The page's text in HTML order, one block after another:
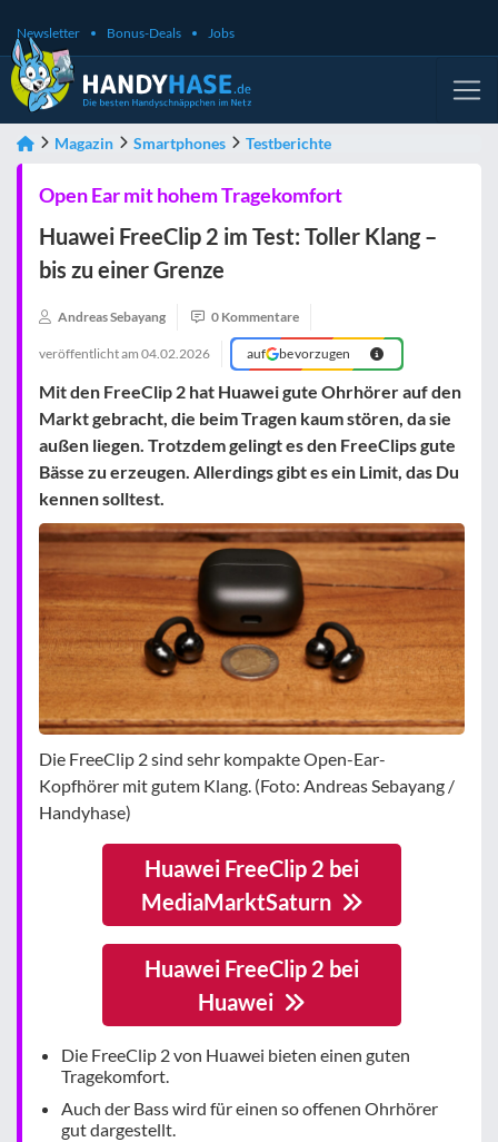
Newsletter Bonus-Deals Jobs
Magazin Smartphones Testberichte
Open Ear mit hohem Tragekomfort
Huawei FreeClip 2 im Test: Toller Klang –
bis zu einer Grenze
Andreas Sebayang 0 Kommentare
veröffentlicht am 04.02.2026 auf bevorzugen
Mit den FreeClip 2 hat Huawei gute Ohrhörer auf den
Markt gebracht, die beim Tragen kaum stören, da sie
außen liegen. Trotzdem gelingt es den FreeClips gute
Bässe zu erzeugen. Allerdings gibt es ein Limit, das Du
kennen solltest.
Die FreeClip 2 sind sehr kompakte Open-Ear-
Kopfhörer mit gutem Klang. (Foto: Andreas Sebayang /
Handyhase)
Huawei FreeClip 2 bei
MediaMarktSaturn
Huawei FreeClip 2 bei
Huawei
Die FreeClip 2 von Huawei bieten einen guten
Tragekomfort.
Auch der Bass wird für einen so offenen Ohrhörer
gut dargestellt.